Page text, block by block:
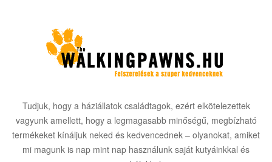
Tudjuk, hogy a háziállatok családtagok, ezért elkötelezettek
vagyunk amellett, hogy a legmagasabb minőségű, megbízható
termékeket kínáljuk neked és kedvencednek – olyanokat, amiket
mi magunk is nap mint nap használunk saját kutyáinkkal és